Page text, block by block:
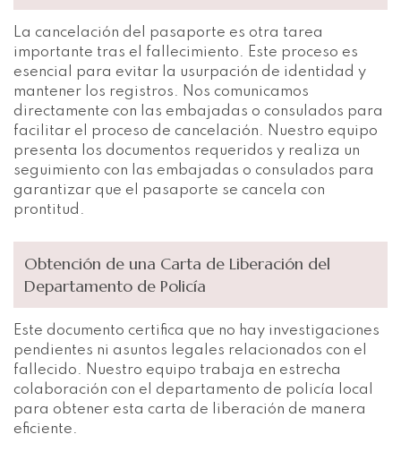
La cancelación del pasaporte es otra tarea
importante tras el fallecimiento. Este proceso es
esencial para evitar la usurpación de identidad y
mantener los registros. Nos comunicamos
directamente con las embajadas o consulados para
facilitar el proceso de cancelación. Nuestro equipo
presenta los documentos requeridos y realiza un
seguimiento con las embajadas o consulados para
garantizar que el pasaporte se cancela con
prontitud.
Obtención de una Carta de Liberación del
Departamento de Policía
Este documento certifica que no hay investigaciones
pendientes ni asuntos legales relacionados con el
fallecido. Nuestro equipo trabaja en estrecha
colaboración con el departamento de policía local
para obtener esta carta de liberación de manera
eficiente.